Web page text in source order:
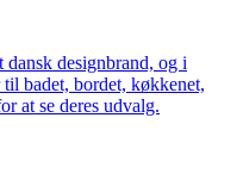
dansk designbrand, og i
badet, bordet, køkkenet,
at se deres udvalg.